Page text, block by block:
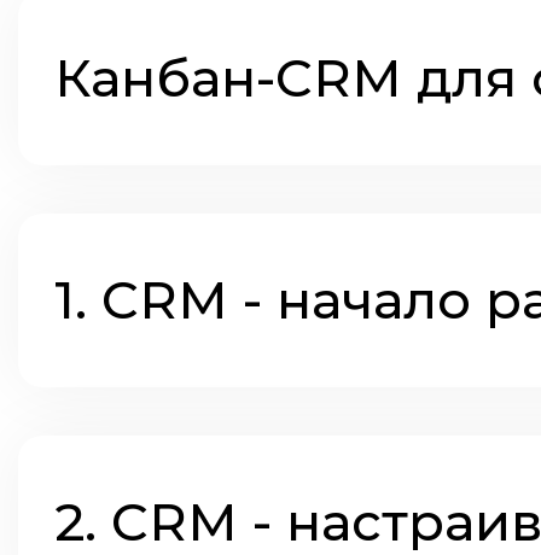
Канбан-CRM
1. CRM - начало
2. CRM -